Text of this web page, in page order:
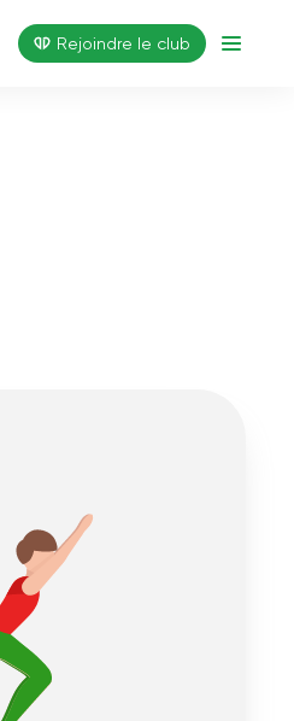
Rejoindre le club